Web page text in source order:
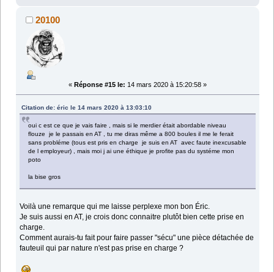
20100
« Réponse #15 le: 14 mars 2020 à 15:20:58 »
Citation de: éric le 14 mars 2020 à 13:03:10
oui c est ce que je vais faire , mais si le merdier était abordable niveau
flouze je le passais en AT , tu me diras même a 800 boules il me le ferait
sans probléme (tous est pris en charge je suis en AT avec faute inexcusable
de l employeur) , mais moi j ai une éthique je profite pas du systéme mon
poto
la bise gros
Voilà une remarque qui me laisse perplexe mon bon Éric.
Je suis aussi en AT, je crois donc connaitre plutôt bien cette prise en
charge.
Comment aurais-tu fait pour faire passer "sécu" une pièce détachée de
fauteuil qui par nature n'est pas prise en charge ?